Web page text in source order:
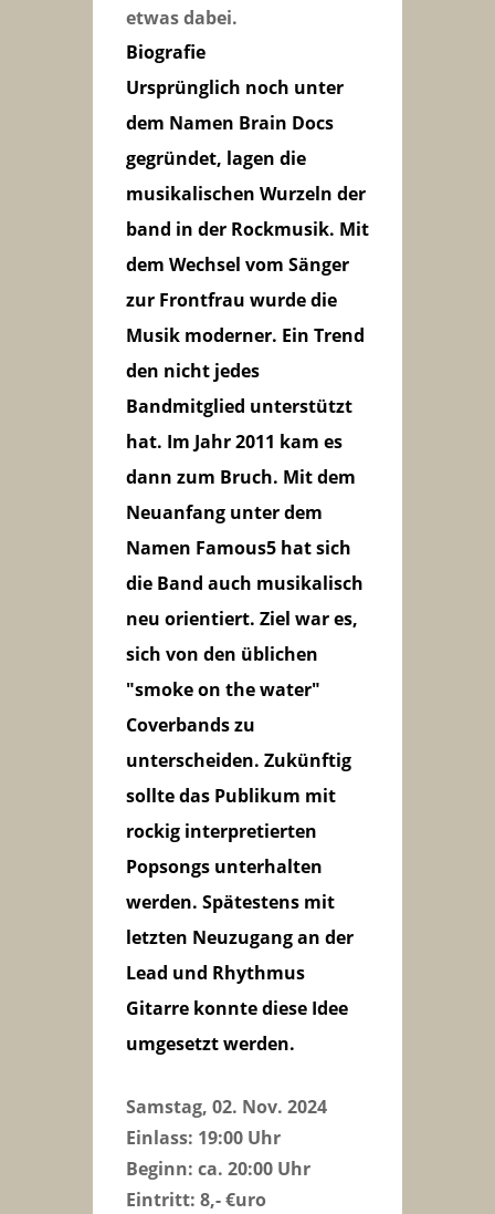
etwas dabei.
Biografie
Ursprünglich noch unter
dem Namen Brain Docs
gegründet, lagen die
musikalischen Wurzeln der
band in der Rockmusik. Mit
dem Wechsel vom Sänger
zur Frontfrau wurde die
Musik moderner. Ein Trend
den nicht jedes
Bandmitglied unterstützt
hat. Im Jahr 2011 kam es
dann zum Bruch. Mit dem
Neuanfang unter dem
Namen Famous5 hat sich
die Band auch musikalisch
neu orientiert. Ziel war es,
sich von den üblichen
"smoke on the water"
Coverbands zu
unterscheiden. Zukünftig
sollte das Publikum mit
rockig interpretierten
Popsongs unterhalten
werden. Spätestens mit
letzten Neuzugang an der
Lead und Rhythmus
Gitarre konnte diese Idee
umgesetzt werden.
Samstag, 02. Nov. 2024
Einlass: 19:00 Uhr
Beginn: ca. 20:00 Uhr
Eintritt: 8,- €uro